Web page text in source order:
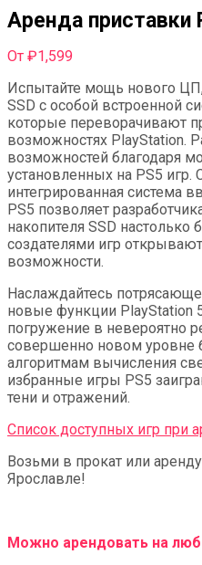
Аренда приставки
От ₽1,599
Испытайте мощь нового
SSD с особой встроенной
которые переворачивают
возможностях PlayStation.
возможностей благодаря
установленных на PS5 игр.
интегрированная система
PS5 позволяет
накопителя SSD настолько
создателями игр
возможности.
Наслаждайтесь
новые функции PlayStation
погружение в невероятно
совершенно новом уровне
алгоритмам вычисления
избранные игры PS5
тени и отражений.
Список доступных игр при
Возьми в прокат или
Ярославле!
Можно арендовать на